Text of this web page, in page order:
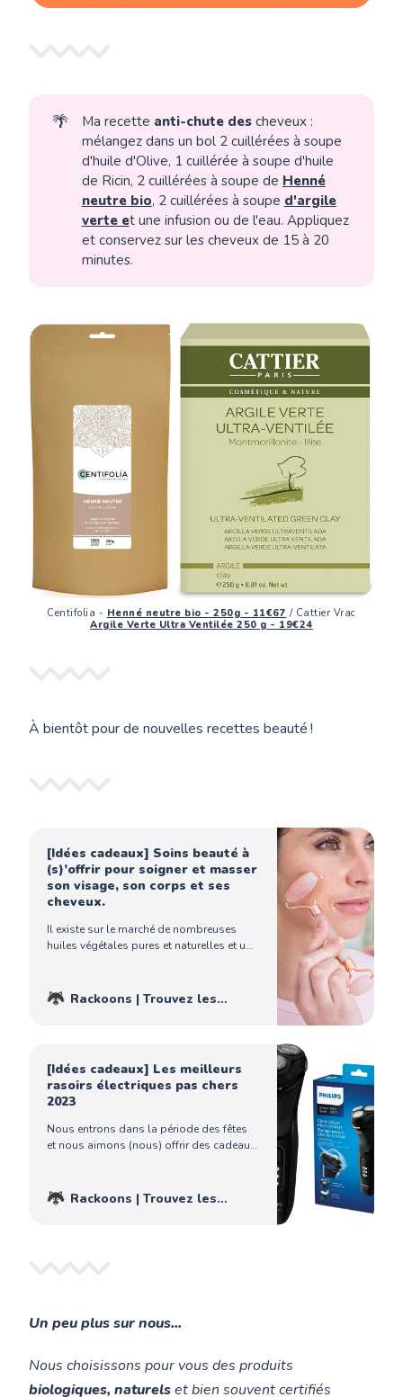
🌴 Ma recette anti-chute des cheveux :
mélangez dans un bol 2 cuillérées à soupe
d'huile d'Olive, 1 cuillérée à soupe d'huile
de Ricin, 2 cuillérées à soupe de Henné
neutre bio, 2 cuillérées à soupe d'argile
verte et une infusion ou de l'eau. Appliquez
et conservez sur les cheveux de 15 à 20
minutes.
Centifolia - Henné neutre bio - 250g - 11€67 / Cattier Vrac
Argile Verte Ultra Ventilée 250 g - 19€24
À bientôt pour de nouvelles recettes beauté !
[Idées cadeaux] Soins beauté à
(s)’offrir pour soigner et masser
son visage, son corps et ses
cheveux.
Il existe sur le marché de nombreuses
huiles végétales pures et naturelles et une
tri entre tous ces produits dont les
mérites « antirides ou rajeunissement de
Rackoons | Trouvez les
[Idées cadeaux] Les meilleurs
rasoirs électriques pas chers
2023
Nous entrons dans la période des fêtes
et nous aimons (nous) offrir des cadeaux
qu’un article avec une présentation
judicieuse de rasoirs électriques pas
Rackoons | Trouvez les
Un peu plus sur nous...
Nous choisissons pour vous des produits
biologiques, naturelset bien souvent certifiés